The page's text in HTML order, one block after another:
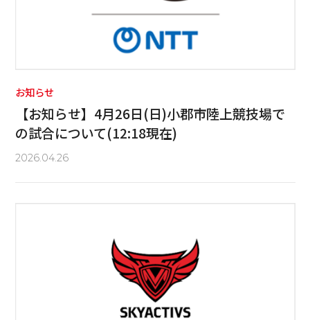
お知らせ
【お知らせ】4月26日(日)小郡市陸上競技場で
の試合について(12:18現在)
2026.04.26